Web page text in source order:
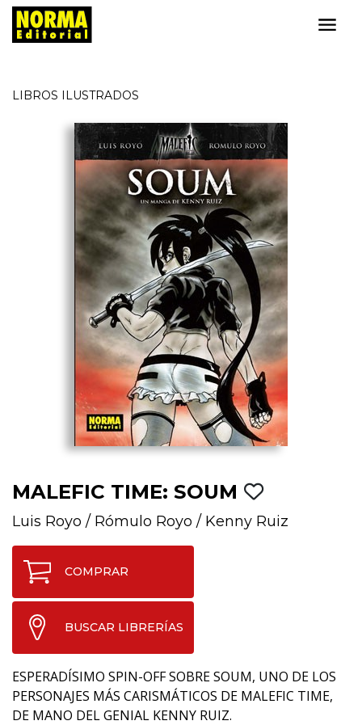
LIBROS ILUSTRADOS
MALEFIC TIME: SOUM
Luis Royo / Rómulo Royo / Kenny Ruiz
COMPRAR
BUSCAR LIBRERÍAS
ESPERADÍSIMO SPIN-OFF SOBRE SOUM, UNO DE LOS
PERSONAJES MÁS CARISMÁTICOS DE MALEFIC TIME,
DE MANO DEL GENIAL KENNY RUIZ.